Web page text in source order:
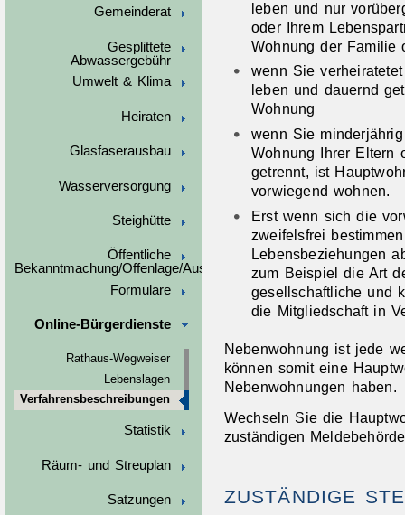
Gemeinderat
Gesplittete
Abwassergebühr
Umwelt & Klima
Heiraten
Glasfaserausbau
Wasserversorgung
Steighütte
Öffentliche
Bekanntmachung/Offenlage/Ausschreibungen
Formulare
Online-Bürgerdienste
Rathaus-Wegweiser
Lebenslagen
Verfahrensbeschreibungen
Statistik
Räum- und Streuplan
Satzungen
leben und nur
oder Ihrem
Wohnung der Familie
wenn Sie
leben und dauernd
Wohnung
wenn Sie
Wohnung Ihrer Eltern
getrennt, ist
vorwiegend wohnen.
Erst wenn sich die
zweifelsfrei
Lebensbeziehungen
zum Beispiel die Art
gesellschaftliche und
die Mitgliedschaft in
Nebenwohnung ist jede
können somit eine
Nebenwohnungen haben.
Wechseln Sie die
zuständigen
ZUSTÄNDIGE